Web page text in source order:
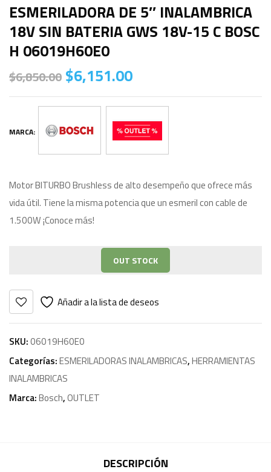
ESMERILADORA DE 5″ INALAMBRICA
18V SIN BATERIA GWS 18V-15 C BOSC
H 06019H60E0
$6,850.00 $6,151.00
MARCA:
Motor BITURBO Brushless de alto desempeño que ofrece más
vida útil. Tiene la misma potencia que un esmeril con cable de
1.500W ¡Conoce más!
OUT STOCK
Añadir a la lista de deseos
SKU:06019H60E0
Categorías:ESMERILADORAS INALAMBRICAS,HERRAMIENTAS
INALAMBRICAS
Marca:Bosch,OUTLET
DESCRIPCIÓN